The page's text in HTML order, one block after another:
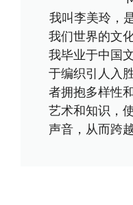
我叫李美玲，
我们世界的文
我毕业于中国
于编织引人入
者拥抱多样性
艺术和知识，
声音，从而跨